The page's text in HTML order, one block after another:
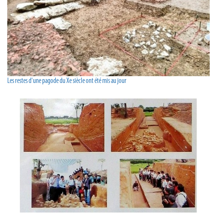
Les restes d'une pagode du Xe siècle ont été mis au jour